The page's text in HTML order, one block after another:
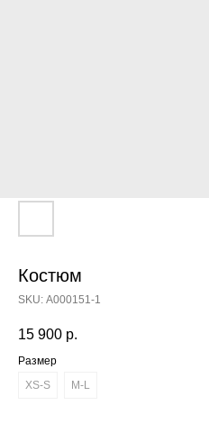
Костюм
SKU: А000151-1
15 900 р.
Размер
XS-S
M-L